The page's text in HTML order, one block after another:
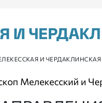
И
И ЧЕРДАКЛИНСКАЯ
Мелекесский и